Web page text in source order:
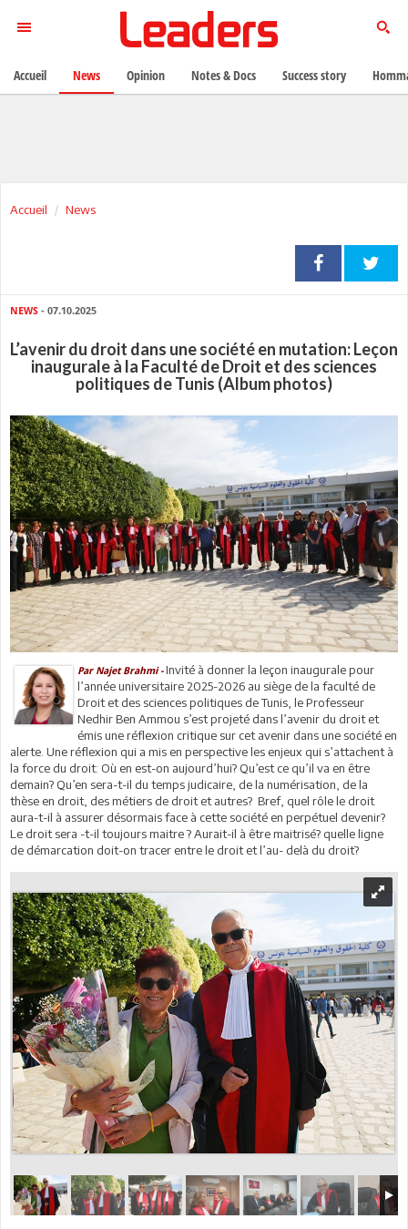
Accueil News
NEWS - 07.10.2025
L’avenir du droit dans une société en mutation: Leçon
inaugurale à la Faculté de Droit et des sciences
politiques de Tunis (Album photos)
Par Najet Brahmi -Invité à donner la leçon inaugurale pour
l’année universitaire 2025-2026 au siège de la faculté de
Droit et des sciences politiques de Tunis, le Professeur
Nedhir Ben Ammou s’est projeté dans l’avenir du droit et
émis une réflexion critique sur cet avenir dans une société en
alerte. Une réflexion qui a mis en perspective les enjeux qui s’attachent à
la force du droit: Où en est-on aujourd’hui? Qu’est ce qu’il va en être
demain? Qu’en sera-t-il du temps judicaire, de la numérisation, de la
thèse en droit, des métiers de droit et autres? Bref, quel rôle le droit
aura-t-il à assurer désormais face à cette société en perpétuel devenir?
Le droit sera -t-il toujours maitre ? Aurait-il à être maitrisé? quelle ligne
de démarcation doit-on tracer entre le droit et l’au- delà du droit?
Accueil News Opinion Notes & Docs Success story